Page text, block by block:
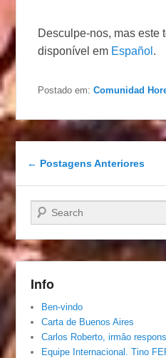
Desculpe-nos, mas este
disponível em Español .
Postado em: Comunidad
Navegação das postagens
← Postagens Anteriores
Pesquisar…
Info
Ben-vindo
Carta de Buenos Aires
Carlos Roberto, irmâo
Equipe Internacional. Tino